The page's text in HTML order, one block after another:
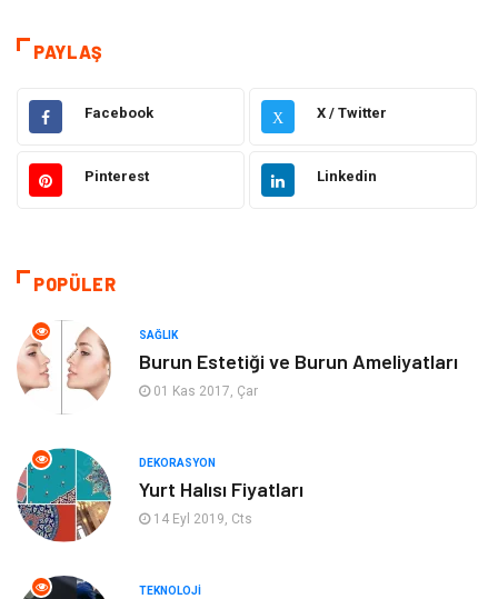
Sağlık
Gıda Alışveriş
Makine Eğitim Kurumları
Hukuk
Eğitim & Kariyer
Yapı İnşaat
Turizm
Bilgisayar & Yazılım Mobilya
PAYLAŞ
Facebook X X / Twitter
Pinterest Linkedin
POPÜLER
SAĞLIK
Burun Estetiği ve Burun Ameliyatları
01 Kas 2017, Çar
DEKORASYON
Yurt Halısı Fiyatları
14 Eyl 2019, Cts
TEKNOLOJI